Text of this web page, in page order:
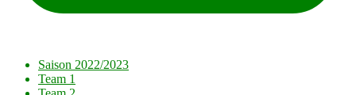
Saison 2022/2023
Team 1